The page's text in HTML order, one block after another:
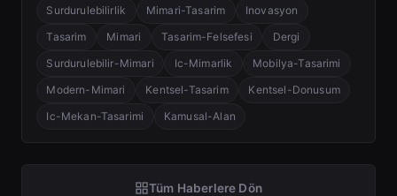
Surdurulebilirlik
Mimari-Tasarim
Inovasyon
Tasarim
Mimari Tasarim-Felsefesi
Dergi
Surdurulebilir-Mimari
Ic-Mimarlik
Mobilya-Tasarimi
Modern-Mimari
Kentsel-Tasarim
Kentsel-Donusum
Ic-Mekan-Tasarimi
Kamusal-Alan
Tüm Haberlere Dön